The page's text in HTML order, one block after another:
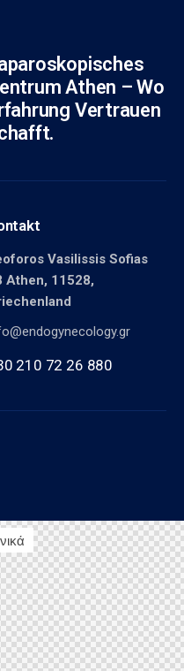
Athen – Wo
Vertrauen
Vasilissis Sofias
Athen, 11528,
210 72 26 880